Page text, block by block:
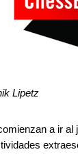
Lipetz
a ir